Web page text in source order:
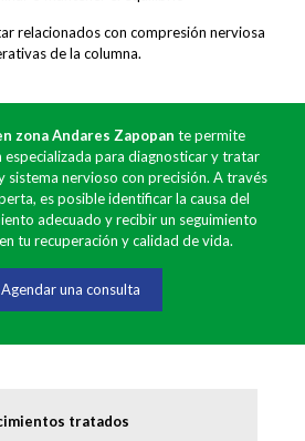
relacionados con compresión nerviosa
de la columna.
zona Andares Zapopan te permite
especializada para diagnosticar y tratar
sistema nervioso con precisión. A través
es posible identificar la causa del
adecuado y recibir un seguimiento
tu recuperación y calidad de vida.
Agendar una consulta
tratados